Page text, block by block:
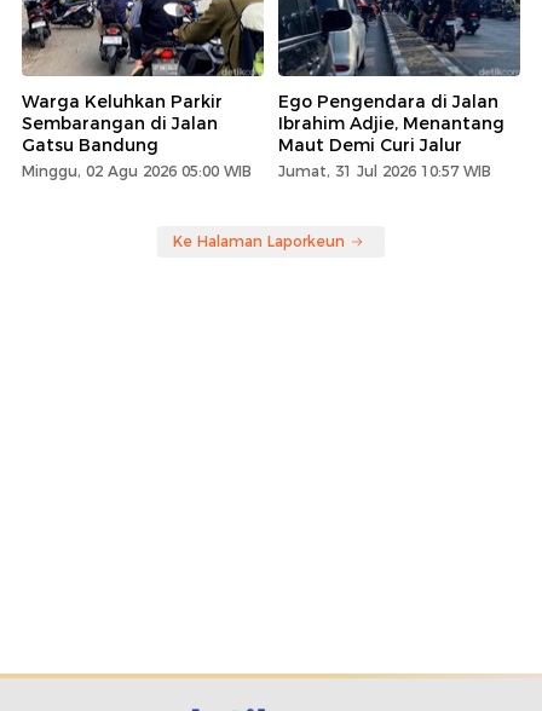
Warga Keluhkan Parkir
Sembarangan di Jalan
Gatsu Bandung
Minggu, 02 Agu 2026 05:00 WIB
Ego Pengendara di Jalan
Ibrahim Adjie, Menantang
Maut Demi Curi Jalur
Jumat, 31 Jul 2026 10:57 WIB
Ke Halaman Laporkeun